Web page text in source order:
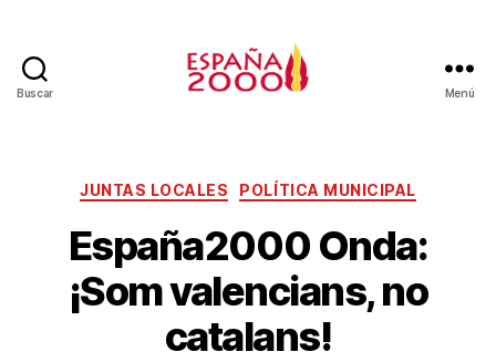
Buscar Menú
JUNTAS LOCALES POLÍTICA MUNICIPAL
España2000 Onda:
¡Som valencians, no
catalans!